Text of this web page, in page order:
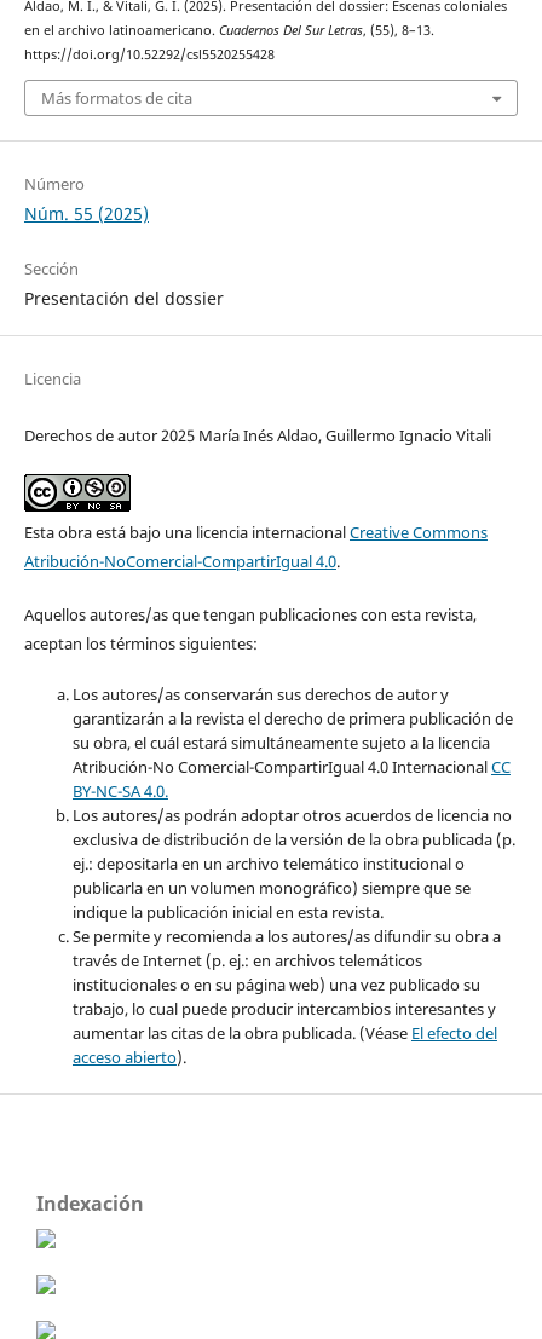
Aldao, M. I., & Vitali, G. I. (2025). Presentación del dossier: Escenas coloniales
en el archivo latinoamericano. Cuadernos Del Sur Letras, (55), 8–13.
https://doi.org/10.52292/csl5520255428
Más formatos de cita
Número
Núm. 55 (2025)
Sección
Presentación del dossier
Licencia
Derechos de autor 2025 María Inés Aldao, Guillermo Ignacio Vitali
Esta obra está bajo una licencia internacionalCreative Commons
Atribución-NoComercial-CompartirIgual 4.0.
Aquellos autores/as que tengan publicaciones con esta revista,
aceptan los términos siguientes:
Los autores/as conservarán sus derechos de autor y
garantizarán a la revista el derecho de primera publicación de
su obra, el cuál estará simultáneamente sujeto a la licencia
Atribución-No Comercial-CompartirIgual 4.0 InternacionalCC
BY-NC-SA 4.0.
Los autores/as podrán adoptar otros acuerdos de licencia no
exclusiva de distribución de la versión de la obra publicada (p.
ej.: depositarla en un archivo telemático institucional o
publicarla en un volumen monográfico) siempre que se
indique la publicación inicial en esta revista.
Se permite y recomienda a los autores/as difundir su obra a
través de Internet (p. ej.: en archivos telemáticos
institucionales o en su página web) una vez publicado su
trabajo, lo cual puede producir intercambios interesantes y
aumentar las citas de la obra publicada. (Véase El efecto del
acceso abierto).
Indexación